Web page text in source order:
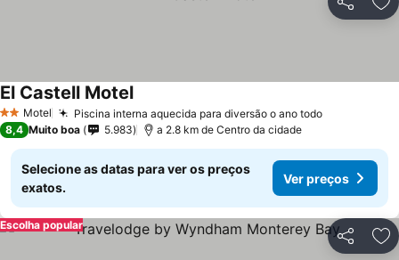
Partilhar
2 Estrelas
Motel Piscina interna aquecida para diversão o ano todo
El Castell Motel
8,4 Muito boa 5.983 a 2.8 km de Centro da cidade
Selecione as datas para ver os preços
exatos.
Ver preços
Partilhar
Escolha popular